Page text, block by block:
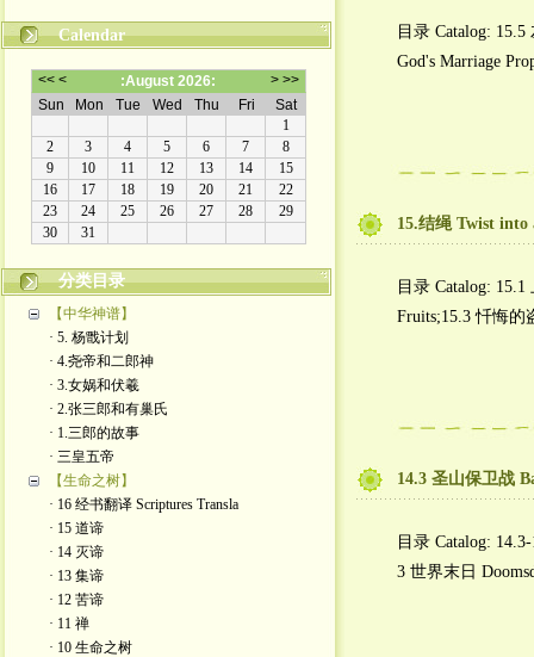
Calendar
分类目录
【中华神谱】
· 5. 杨戬计划
· 4.尧帝和二郎神
· 3.女娲和伏羲
· 2.张三郎和有巢氏
· 1.三郎的故事
· 三皇五帝
【生命之树】
· 16 经书翻译 Scriptures Transla
· 15 道谛
· 14 灭谛
· 13 集谛
· 12 苦谛
· 11 禅
· 10 生命之树
目录 Catalog:
God's Marriage
15.结绳 Twist into
目录 Catalog:
Fruits;15.3 忏悔的
14.3 圣山保卫战
目录 Catalog:
3 世界末日